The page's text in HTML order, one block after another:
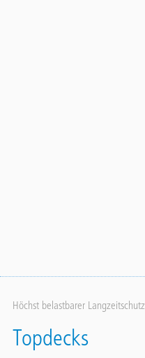
Höchst belastbarer Langzeitschutz
Topdecks